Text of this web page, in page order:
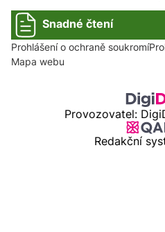
Snadné čtení
Prohlášení o ochraně soukromí
Mapa webu
Provozovatel:
Redakční